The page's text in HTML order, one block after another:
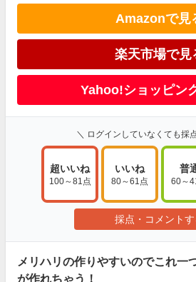
Amazonで見
楽天市場で見
Yahoo!ショッピン
＼ ログインしていなくても採
超いいね
100～81点
いいね
80～61点
普
60～
採点・コメントす
メリハリの作りやすいのでこれ一
が作れちゃう！